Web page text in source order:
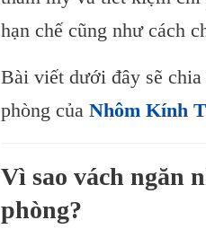
Kinh nghiệm chọn đơn vị thi
Câu hỏi thường gặp
Vách kính văn phòng có
Nên dùng kính mờ hay kính
Kết luận
hạn chế cũng như cách
Bài viết dưới đây sẽ
phòng của Nhôm Kính
Vì sao vách ngăn
phòng?